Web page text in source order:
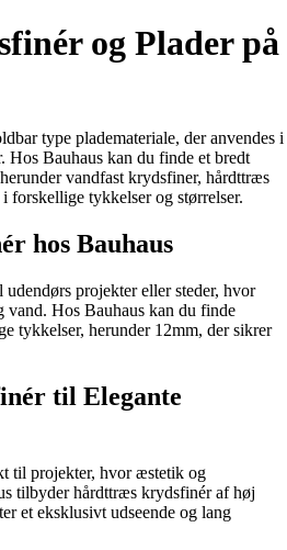
og Plader på
type plademateriale, der anvendes i
Bauhaus kan du finde et bredt
vandfast krydsfiner, hårdttræs
forskellige tykkelser og størrelser.
hos Bauhaus
projekter eller steder, hvor
vand. Hos Bauhaus kan du finde
tykkelser, herunder 12mm, der sikrer
til Elegante
til projekter, hvor æstetik og
tilbyder hårdttræs krydsfinér af høj
et eksklusivt udseende og lang